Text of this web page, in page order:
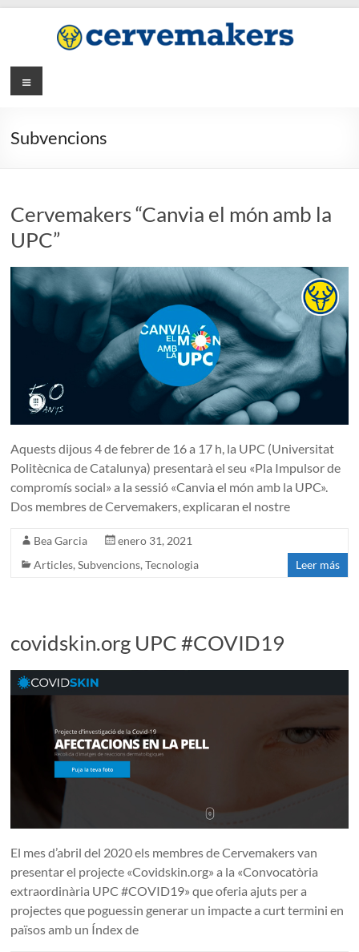
Menú
Subvencions
Cervemakers “Canvia el món amb la
UPC”
Aquests dijous 4 de febrer de 16 a 17 h, la UPC (Universitat
Politècnica de Catalunya) presentarà el seu «Pla Impulsor de
compromís social» a la sessió «Canvia el món amb la UPC».
Dos membres de Cervemakers, explicaran el nostre
Bea Garcia
enero 31, 2021
Articles,Subvencions,Tecnologia Leer más
covidskin.org UPC #COVID19
El mes d’abril del 2020 els membres de Cervemakers van
presentar el projecte «Covidskin.org» a la «Convocatòria
extraordinària UPC #COVID19» que oferia ajuts per a
projectes que poguessin generar un impacte a curt termini en
països amb un Índex de